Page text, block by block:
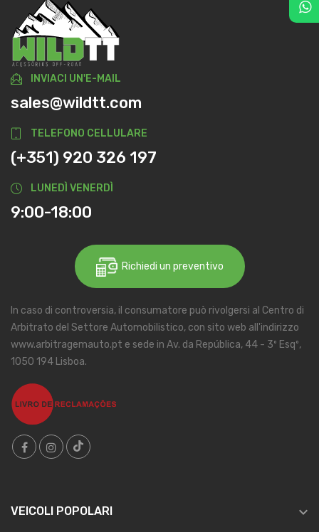
INVIACI UN'E-MAIL
sales@wildtt.com
TELEFONO CELLULARE
(+351) 920 326 197
LUNEDÌ VENERDÌ
9:00-18:00
Richiedi un preventivo
In caso di controversia, il consumatore può rivolgersi al Centro di
Arbitrato del Settore Automobilistico, con sito web all'indirizzo
www.arbitragemauto.pt e sede in Av. da República, 44 - 3º Esqº,
1050 194 Lisboa.
VEICOLI POPOLARI 